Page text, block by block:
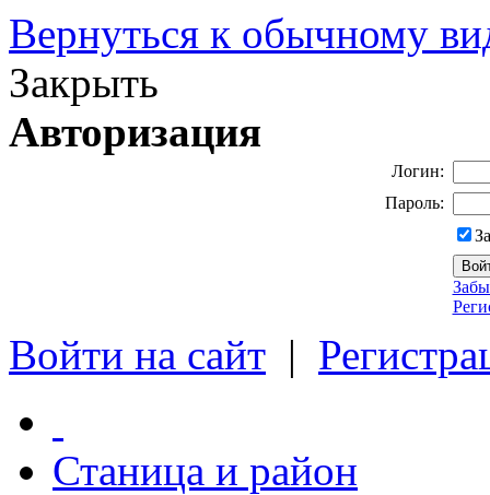
Вернуться к обычному
Закрыть
Авторизация
Логин:
Пароль:
Войти на сайт |
Станица и район